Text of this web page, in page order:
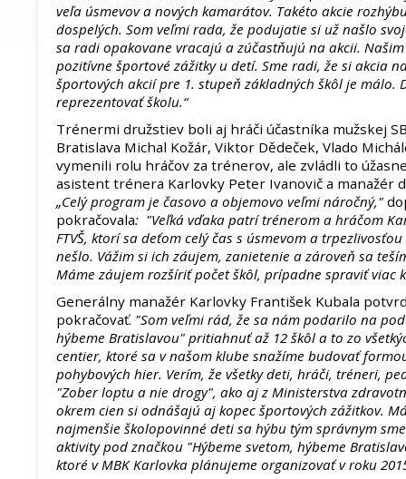
veľa úsmevov a nových kamarátov. Takéto akcie
dospelých. Som veľmi rada, že podujatie si už našlo
sa radi opakovane vracajú a zúčastňujú na akcii.
pozitívne športové zážitky u detí. Sme radi, že si akcia
športových akcií pre 1. stupeň základných škôl je málo.
reprezentovať školu.“
Trénermi družstiev boli aj hráči účastníka mužskej
Bratislava Michal Kožár, Viktor Dědeček, Vlado
vymenili rolu hráčov za trénerov, ale zvládli to
asistent trénera Karlovky Peter Ivanovič a manažér
„Celý program je časovo a objemovo veľmi náročný,"
pokračovala: "Veľká vďaka patrí trénerom a hráčom
FTVŠ, ktorí sa deťom celý čas s úsmevom a
nešlo. Vážim si ich záujem, zanietenie a zároveň sa
Máme záujem rozšíriť počet škôl, prípadne spraviť viac
Generálny manažér Karlovky František Kubala
pokračovať. "Som veľmi rád, že sa nám podarilo na
hýbeme Bratislavou" pritiahnuť až 12 škôl a to zo
centier, ktoré sa v našom klube snažíme budovať
pohybových hier. Verím, že všetky deti, hráči, tréneri,
"Zober loptu a nie drogy", ako aj z Ministerstva
okrem cien si odnášajú aj kopec športových zážitkov.
najmenšie školopovinné deti sa hýbu tým správnym
aktivity pod značkou "Hýbeme svetom, hýbeme
ktoré v MBK Karlovka plánujeme organizovať v roku